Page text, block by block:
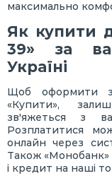
максимально
Як купити
39» за
Україні
Щоб оформити
«Купити»,
зв'яжеться з
Розплатитися
онлайн через
Також «Монобанк»
і кредит на наші